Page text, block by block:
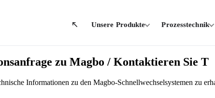
Unsere Produkte Prozesstechnik
zu Magbo / Kontaktieren Sie T
Informationen zu den Magbo-Schnellwechselsystemen zu